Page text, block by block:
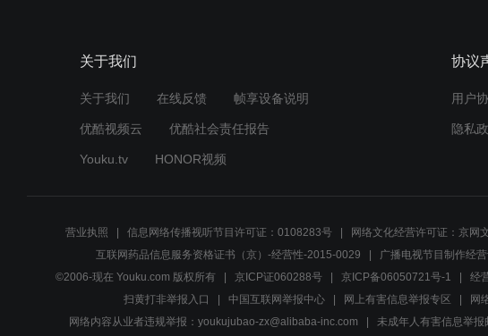
关于我们
关于我们 在线反馈 帧享设备说明
优酷视频云 优酷社会责任报告
Youku.tv HONOR视频
协议
用户
隐私
营业执照 信息网络传播视听节目许可证：0108283号 网络文化经营许可证：京网
互联网药品信息服务资格证书（京）-经营性-2015-0029
广播电视节目制作经
©2006-现在 Youku.com 版权所有
京ICP证060288号 京ICP备06050721号-1 经
扫黄打非举报入口
中国互联网举报中心 网上有害信息举报专区 网
网络内容从业者违规举报：youkujubao-zx@alibaba-inc.com
未成年人有害信息举